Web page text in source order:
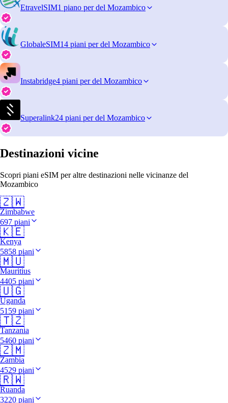
EtravelSIM1 piano per del Mozambico
GlobaleSIM14 piani per del Mozambico
Instabridge4 piani per del Mozambico
Superalink24 piani per del Mozambico
Destinazioni vicine
Scopri piani eSIM per altre destinazioni nelle vicinanze del
Mozambico
🇿🇼
Zimbabwe
697 piani
🇰🇪
Kenya
5858 piani
🇲🇺
Mauritius
4405 piani
🇺🇬
Uganda
5159 piani
🇹🇿
Tanzania
5460 piani
🇿🇲
Zambia
4529 piani
🇷🇼
Ruanda
3220 piani